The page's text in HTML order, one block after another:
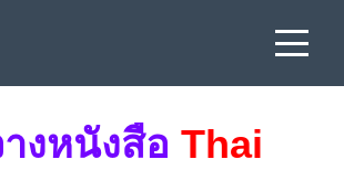
งหนังสือ Thai